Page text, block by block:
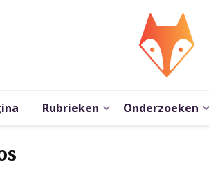
Rubrieken Onderzoeken